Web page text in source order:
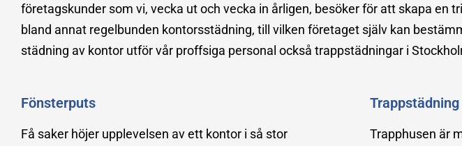
företagskunder som vi, vecka ut och vecka in årligen, besöker för att skapa en
bland annat regelbunden kontorsstädning, till vilken företaget själv kan
städning av kontor utför vår proffsiga personal också trappstädningar i
Fönsterputs
Få saker höjer upplevelsen av ett kontor i så stor
Trappstädning
Trapphusen är